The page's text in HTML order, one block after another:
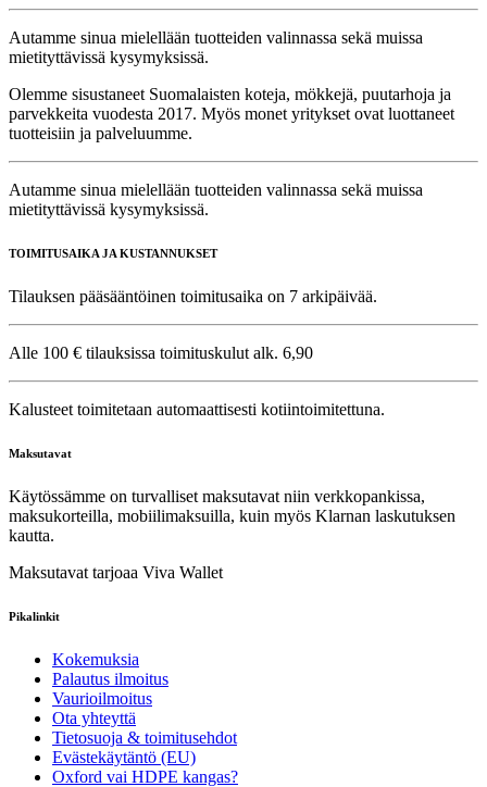
Autamme sinua mielellään tuotteiden valinnassa sekä muissa
mietityttävissä kysymyksissä.
Olemme sisustaneet Suomalaisten koteja, mökkejä, puutarhoja ja
parvekkeita vuodesta 2017. Myös monet yritykset ovat luottaneet
tuotteisiin ja palveluumme.
Autamme sinua mielellään tuotteiden valinnassa sekä muissa
mietityttävissä kysymyksissä.
TOIMITUSAIKA JA KUSTANNUKSET
Tilauksen pääsääntöinen toimitusaika on 7 arkipäivää.
Alle 100 € tilauksissa toimituskulut alk. 6,90
Kalusteet toimitetaan automaattisesti kotiintoimitettuna.
Maksutavat
Käytössämme on turvalliset maksutavat niin verkkopankissa,
maksukorteilla, mobiilimaksuilla, kuin myös Klarnan laskutuksen
kautta.
Maksutavat tarjoaa Viva Wallet
Pikalinkit
Kokemuksia
Palautus ilmoitus
Vaurioilmoitus
Ota yhteyttä
Tietosuoja & toimitusehdot
Evästekäytäntö (EU)
Oxford vai HDPE kangas?